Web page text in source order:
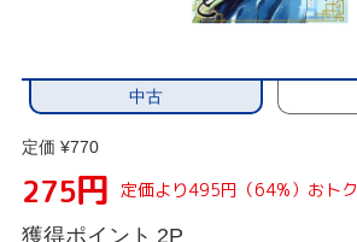
中古
定価 ¥770
275円 定価より495円（64%）おトク
獲得ポイント 2P